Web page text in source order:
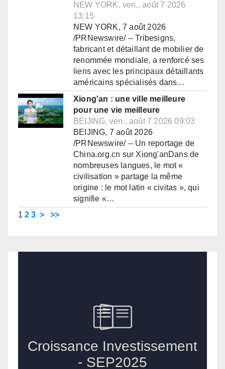
NEW YORK, ven., août 7 2026
13:15
NEW YORK, 7 août 2026
/PRNewswire/ -- Tribesigns,
fabricant et détaillant de mobilier de
renommée mondiale, a renforcé ses
liens avec les principaux détaillants
américains spécialisés dans…
Xiong'an : une ville meilleure
pour une vie meilleure
BEIJING, ven., août 7 2026 09:03
BEIJING, 7 août 2026
/PRNewswire/ -- Un reportage de
China.org.cn sur Xiong'anDans de
nombreuses langues, le mot «
civilisation » partage la même
origine : le mot latin « civitas », qui
signifie «…
1 2 3 > >>